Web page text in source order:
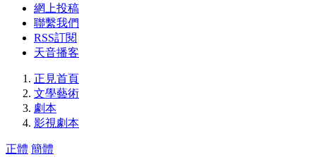
網上投稿
聯繫我們
RSS訂閱
天音播客
正見首頁
文學藝術
劇本
影視劇本
正體 簡體